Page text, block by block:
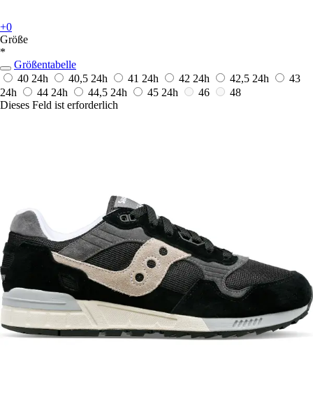
+0
Größe
*
Größentabelle
40 24h 40,5 24h 41 24h 42 24h 42,5 24h
43
24h
44 24h 44,5 24h 45 24h 46
48
Dieses Feld ist erforderlich